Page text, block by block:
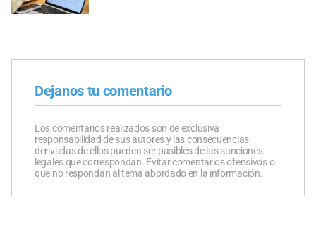
Dejanos tu comentario
Los comentarios realizados son de exclusiva
responsabilidad de sus autores y las consecuencias
derivadas de ellos pueden ser pasibles de las sanciones
legales que correspondan. Evitar comentarios ofensivos o
que no respondan al tema abordado en la información.